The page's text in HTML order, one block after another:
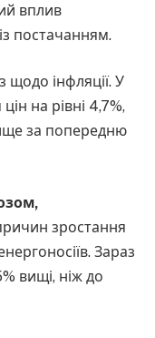
вплив
постачанням.
інфляції. У
на рівні 4,7%,
за попередню
зростання
Зараз
вищі, ніж до